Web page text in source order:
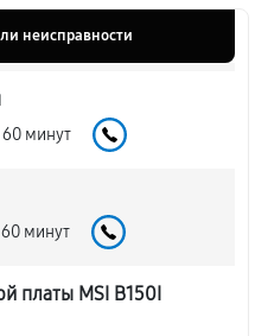
неисправности
60 минут
60 минут
платы MSI B150I